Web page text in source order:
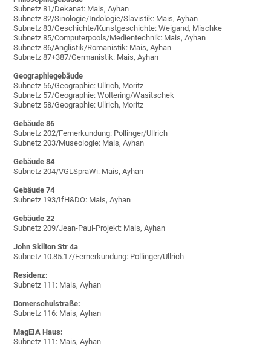
Subnetz 81/Dekanat: Mais, Ayhan
Subnetz 82/Sinologie/Indologie/Slavistik: Mais, Ayhan
Subnetz 83/Geschichte/Kunstgeschichte: Weigand, Mischke
Subnetz 85/Computerpools/Medientechnik: Mais, Ayhan
Subnetz 86/Anglistik/Romanistik: Mais, Ayhan
Subnetz 87+387/Germanistik: Mais, Ayhan
Geographiegebäude
Subnetz 56/Geographie: Ullrich, Moritz
Subnetz 57/Geographie: Woltering/Wasitschek
Subnetz 58/Geographie: Ullrich, Moritz
Gebäude 86
Subnetz 202/Fernerkundung: Pollinger/Ullrich
Subnetz 203/Museologie: Mais, Ayhan
Gebäude 84
Subnetz 204/VGLSpraWi: Mais, Ayhan
Gebäude 74
Subnetz 193/IfH&DO: Mais, Ayhan
Gebäude 22
Subnetz 209/Jean-Paul-Projekt: Mais, Ayhan
John Skilton Str 4a
Subnetz 10.85.17/Fernerkundung: Pollinger/Ullrich
Residenz:
Subnetz 111: Mais, Ayhan
Domerschulstraße:
Subnetz 116: Mais, Ayhan
MagEIA Haus:
Subnetz 111: Mais, Ayhan